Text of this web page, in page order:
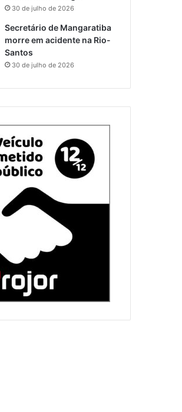
30 de julho de 2026
Secretário de Mangaratiba
morre em acidente na Rio-
Santos
30 de julho de 2026